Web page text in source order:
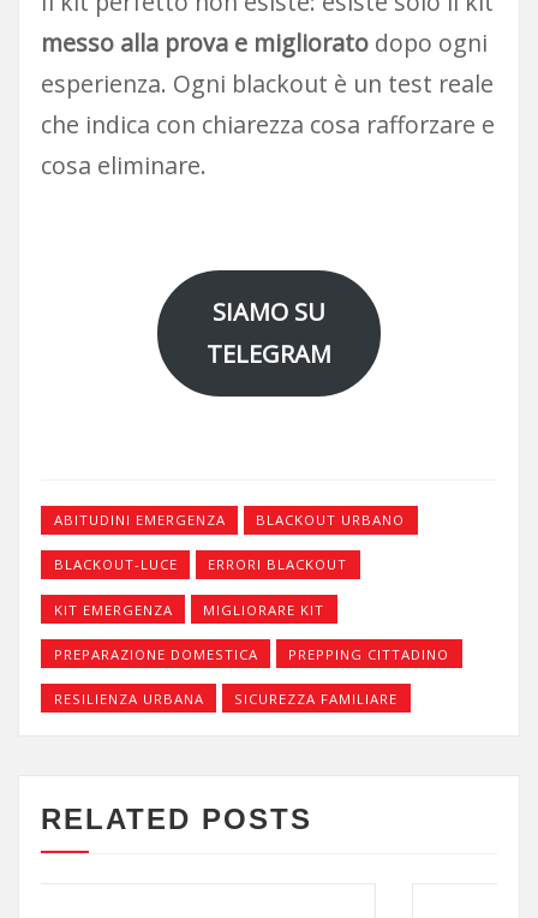
messo alla prova e miglioratodopo ogni
esperienza. Ogni blackout è un test reale
che indica con chiarezza cosa rafforzare e
cosa eliminare.
SIAMO SU
TELEGRAM
ABITUDINI EMERGENZA BLACKOUT URBANO
BLACKOUT-LUCE ERRORI BLACKOUT
KIT EMERGENZA MIGLIORARE KIT
PREPARAZIONE DOMESTICA PREPPING CITTADINO
RESILIENZA URBANA SICUREZZA FAMILIARE
RELATED POSTS